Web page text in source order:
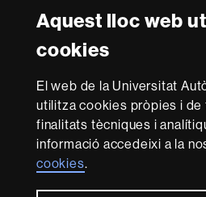
Aquest lloc web
cookies
El web de la Universitat
utilitza cookies pròpies i de
finalitats tècniques i
informació accedeixi a la
cookies.
FFLFFL
Reconeixement
Amb el